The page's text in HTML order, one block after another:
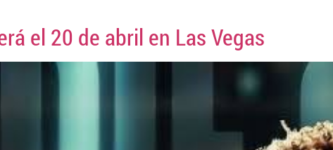
el 20 de abril en Las Vegas